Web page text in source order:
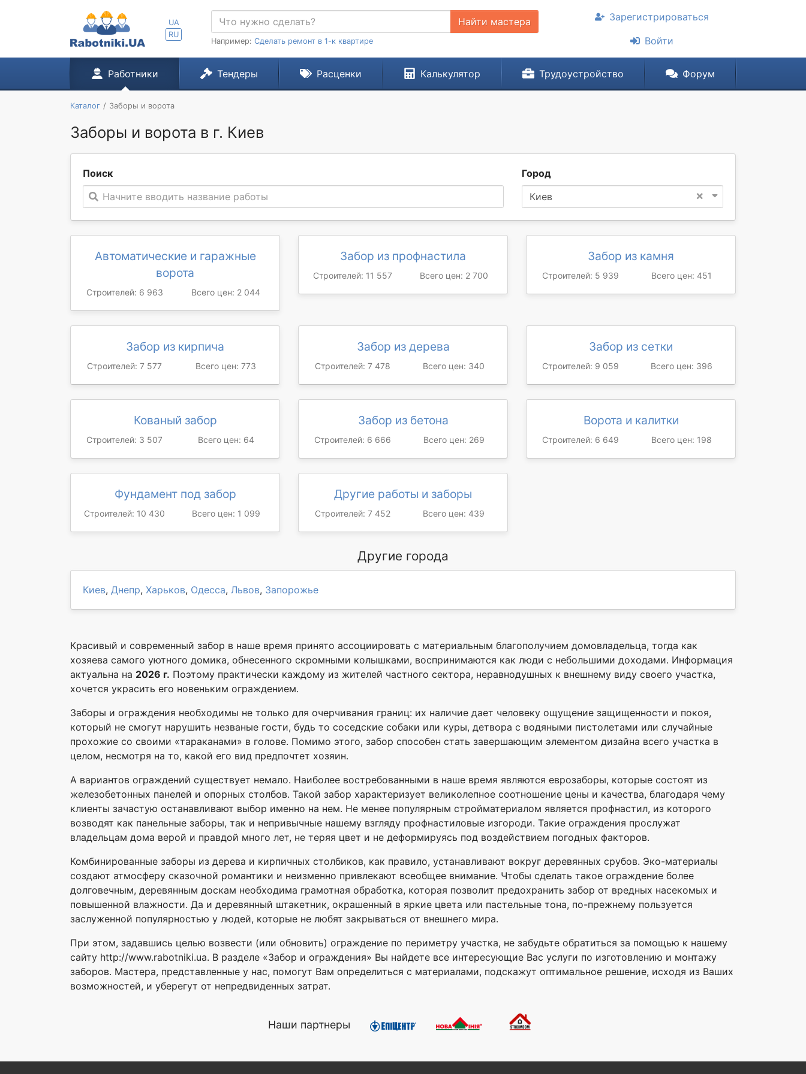
UA
RU
Найти мастера
Например: Сделать ремонт в 1-к квартире
Зарегистрироваться
Войти
Работники Тендеры Расценки Калькулятор Трудоустройство Форум
Каталог Заборы и ворота
Заборы и ворота в г. Киев
Поиск
Начните вводить название работы
Город
×
Киев
Автоматические и гаражные
ворота
Строителей: 6 963 Всего цен: 2 044
Забор из профнастила
Строителей: 11 557 Всего цен: 2 700
Забор из камня
Строителей: 5 939 Всего цен: 451
Забор из кирпича
Строителей: 7 577 Всего цен: 773
Забор из дерева
Строителей: 7 478 Всего цен: 340
Забор из сетки
Строителей: 9 059 Всего цен: 396
Кованый забор
Строителей: 3 507 Всего цен: 64
Забор из бетона
Строителей: 6 666 Всего цен: 269
Ворота и калитки
Строителей: 6 649 Всего цен: 198
Фундамент под забор
Строителей: 10 430 Всего цен: 1 099
Другие работы и заборы
Строителей: 7 452 Всего цен: 439
Другие города
Киев, Днепр, Харьков, Одесса, Львов, Запорожье
Красивый и современный забор в наше время принято ассоциировать с материальным благополучием домовладельца, тогда как
хозяева самого уютного домика, обнесенного скромными колышками, воспринимаются как люди с небольшими доходами. Информация
актуальна на 2026 г. Поэтому практически каждому из жителей частного сектора, неравнодушных к внешнему виду своего участка,
хочется украсить его новеньким ограждением.
Заборы и ограждения необходимы не только для очерчивания границ: их наличие дает человеку ощущение защищенности и покоя,
который не смогут нарушить незваные гости, будь то соседские собаки или куры, детвора с водяными пистолетами или случайные
прохожие со своими «тараканами» в голове. Помимо этого, забор способен стать завершающим элементом дизайна всего участка в
целом, несмотря на то, какой его вид предпочтет хозяин.
А вариантов ограждений существует немало. Наиболее востребованными в наше время являются еврозаборы, которые состоят из
железобетонных панелей и опорных столбов. Такой забор характеризует великолепное соотношение цены и качества, благодаря чему
клиенты зачастую останавливают выбор именно на нем. Не менее популярным стройматериалом является профнастил, из которого
возводят как панельные заборы, так и непривычные нашему взгляду профнастиловые изгороди. Такие ограждения прослужат
владельцам дома верой и правдой много лет, не теряя цвет и не деформируясь под воздействием погодных факторов.
Комбинированные заборы из дерева и кирпичных столбиков, как правило, устанавливают вокруг деревянных срубов. Эко-материалы
создают атмосферу сказочной романтики и неизменно привлекают всеобщее внимание. Чтобы сделать такое ограждение более
долговечным, деревянным доскам необходима грамотная обработка, которая позволит предохранить забор от вредных насекомых и
повышенной влажности. Да и деревянный штакетник, окрашенный в яркие цвета или пастельные тона, по-прежнему пользуется
заслуженной популярностью у людей, которые не любят закрываться от внешнего мира.
При этом, задавшись целью возвести (или обновить) ограждение по периметру участка, не забудьте обратиться за помощью к нашему
сайту http://www.rabotniki.ua. В разделе «Забор и ограждения» Вы найдете все интересующие Вас услуги по изготовлению и монтажу
заборов. Мастера, представленные у нас, помогут Вам определиться с материалами, подскажут оптимальное решение, исходя из Ваших
возможностей, и уберегут от непредвиденных затрат.
Наши партнеры